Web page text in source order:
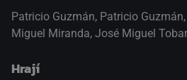
Patricio Guzmán, Patricio
Miguel Miranda, José Miguel Tobar
Hrají